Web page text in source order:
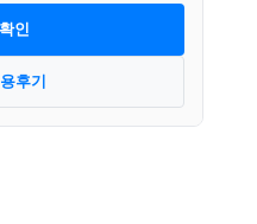
인
후기